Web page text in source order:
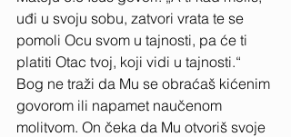
uđi u svoju sobu, zatvori vrata te se
pomoli Ocu svom u tajnosti, pa će ti
platiti Otac tvoj, koji vidi u tajnosti.“
Bog ne traži da Mu se obraćaš kićenim
govorom ili napamet naučenom
molitvom. On čeka da Mu otvoriš svoje